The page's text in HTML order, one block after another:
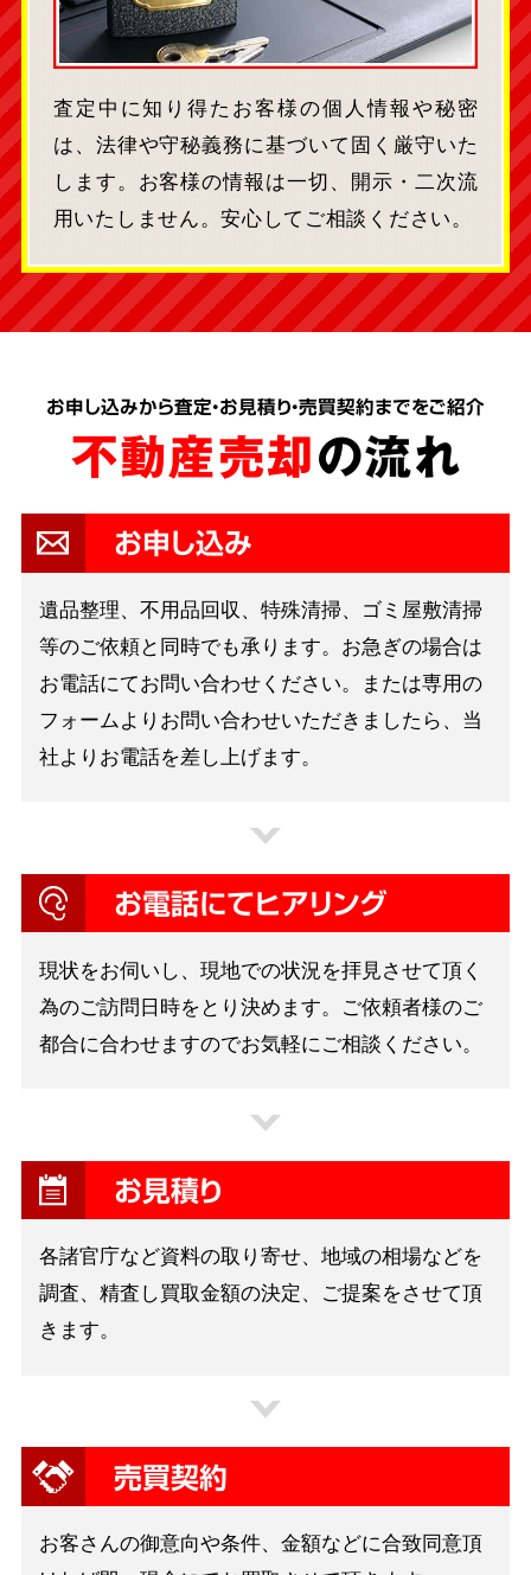
査定中に知り得たお客様の個人情報や秘密
は、法律や守秘義務に基づいて固く厳守いた
します。お客様の情報は一切、開示・二次流
用いたしません。安心してご相談ください。
お申し込みから査定・お見積り・売買契約までをご紹介
不動産売却の流れ
お申し込み
遺品整理、不用品回収、特殊清掃、ゴミ屋敷清掃
等のご依頼と同時でも承ります。お急ぎの場合は
お電話にてお問い合わせください。または専用の
フォームよりお問い合わせいただきましたら、当
社よりお電話を差し上げます。
お電話にてヒアリング
現状をお伺いし、現地での状況を拝見させて頂く
為のご訪問日時をとり決めます。ご依頼者様のご
都合に合わせますのでお気軽にご相談ください。
お見積り
各諸官庁など資料の取り寄せ、地域の相場などを
調査、精査し買取金額の決定、ご提案をさせて頂
きます。
売買契約
お客さんの御意向や条件、金額などに合致同意頂